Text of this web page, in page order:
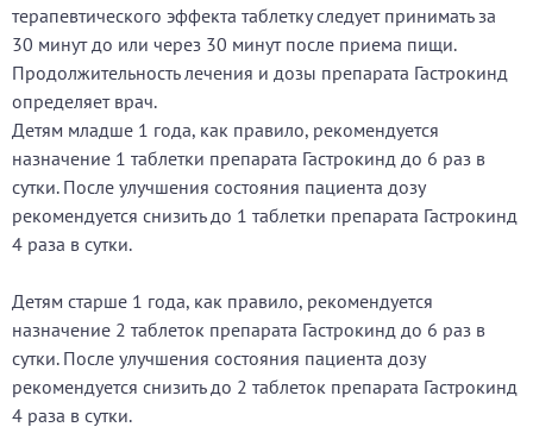
терапевтического эффекта таблетку следует принимать за
30 минут до или через 30 минут после приема пищи.
Продолжительность лечения и дозы препарата Гастрокинд
определяет врач.
Детям младше 1 года, как правило, рекомендуется
назначение 1 таблетки препарата Гастрокинд до 6 раз в
сутки. После улучшения состояния пациента дозу
рекомендуется снизить до 1 таблетки препарата Гастрокинд
4 раза в сутки.
Детям старше 1 года, как правило, рекомендуется
назначение 2 таблеток препарата Гастрокинд до 6 раз в
сутки. После улучшения состояния пациента дозу
рекомендуется снизить до 2 таблеток препарата Гастрокинд
4 раза в сутки.